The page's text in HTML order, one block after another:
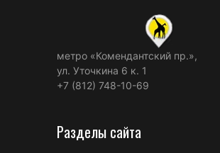
метро «Комендантский пр.»,
ул. Уточкина 6 к. 1
+7 (812) 748-10-69
Разделы сайта